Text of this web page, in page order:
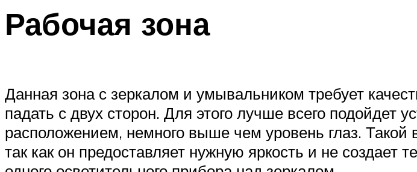
Рабочая зона
Данная зона с зеркалом и умывальником требует
падать с двух сторон. Для этого лучше всего подойдет
расположением, немного выше чем уровень глаз.
так как он предоставляет нужную яркость и не создает